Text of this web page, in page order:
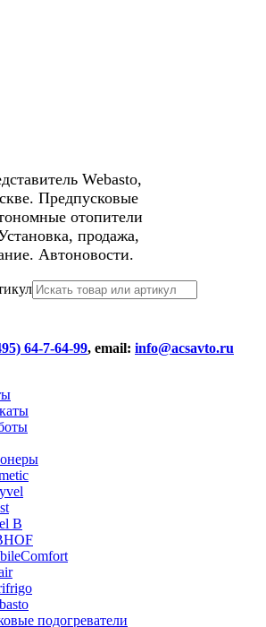
Webasto,
Предпусковые
отопители
продажа,
Автоновости.
64-7-64-99, email: info@acsavto.ru
B
подогреватели
скидки на